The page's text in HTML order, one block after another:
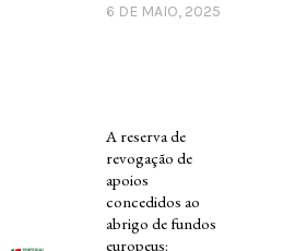
6 DE MAIO, 2025
A reserva de
revogação de
apoios
concedidos ao
abrigo de fundos
europeus: